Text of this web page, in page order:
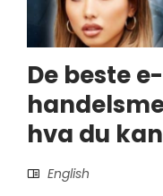
De beste e-
hva du
English